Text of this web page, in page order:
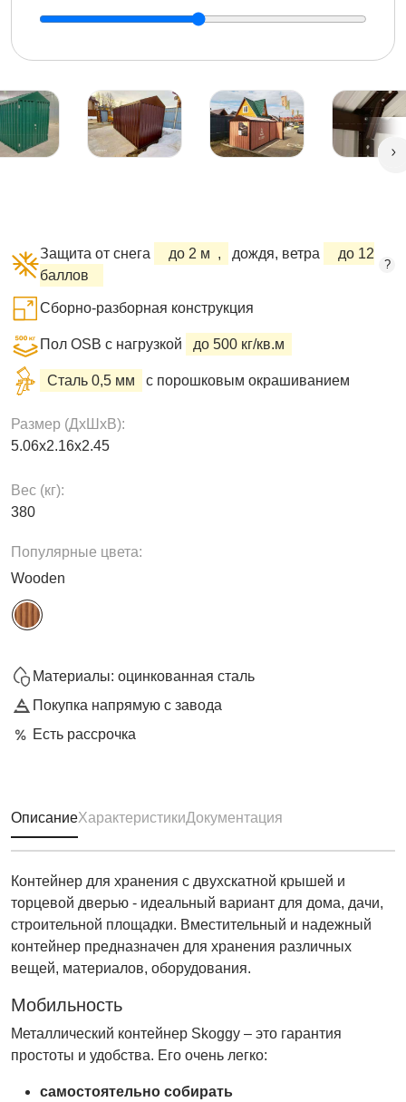
Защита от снега до 2 м , дождя, ветра
до 12
баллов
?
Сборно-разборная конструкция
Пол OSB с нагрузкой до 500 кг/кв.м
Сталь 0,5 мм с порошковым окрашиванием
Размер (ДxШxВ):
5.06х2.16х2.45
Вес (кг):
380
Популярные цвета:
Wooden
Материалы: оцинкованная сталь
Покупка напрямую с завода
Есть рассрочка
ОписаниеХарактеристикиДокументация
Контейнер для хранения с двухскатной крышей и
торцевой дверью - идеальный вариант для дома, дачи,
строительной площадки. Вместительный и надежный
контейнер предназначен для хранения различных
вещей, материалов, оборудования.
Мобильность
Металлический контейнер Skoggy – это гарантия
простоты и удобства. Его очень легко:
самостоятельно собирать